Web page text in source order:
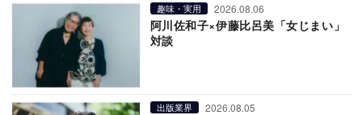
趣味・実用 2026.08.06
阿川佐和子×伊藤比呂美「女じまい」
対談
出版業界 2026.08.05